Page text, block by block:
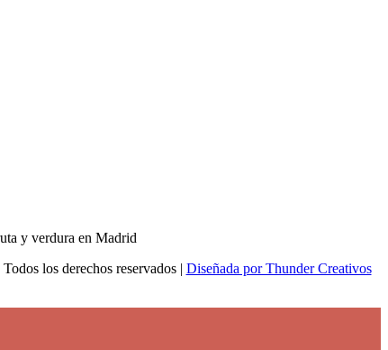
los derechos reservados | Diseñada por Thunder Creativos